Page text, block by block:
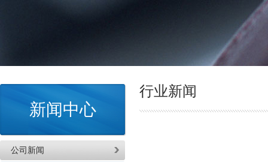
新闻中心
公司新闻
行业新闻